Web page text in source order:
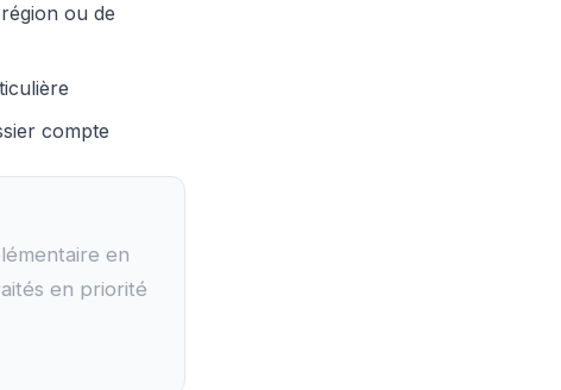
ou de
compte
en
en priorité